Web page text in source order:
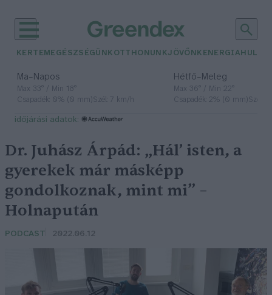
KERTEM EGÉSZSÉGÜNK OTTHONUNKJÖVŐNK ENERGIA
Ma– Napos
Max 33° / Min 18°
Csapadék: 0% (0 mm)Szél: 7 km/h
Hétfő– Meleg
Max 36° / Min 22°
Csapadék: 2% (0 mm)Szél:
időjárási adatok:
Dr. Juhász Árpád: „Hál’ isten, a
gyerekek már másképp
gondolkoznak, mint mi” –
Holnapután
PODCAST 2022.06.12